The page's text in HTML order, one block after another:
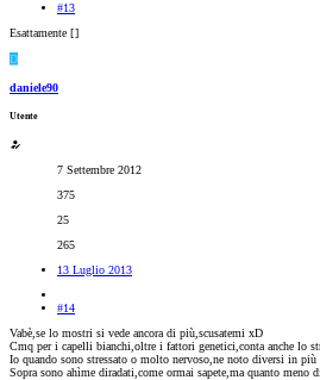
#13
Esattamente []
D
daniele90
Utente
7 Settembre 2012
375
25
265
13 Luglio 2013
#14
Vabè,se lo mostri si vede ancora di più,scusatemi xD
Cmq per i capelli bianchi,oltre i fattori genetici,conta anche lo
Io quando sono stressato o molto nervoso,ne noto diversi in più
Sopra sono ahìme diradati,come ormai sapete,ma quanto meno